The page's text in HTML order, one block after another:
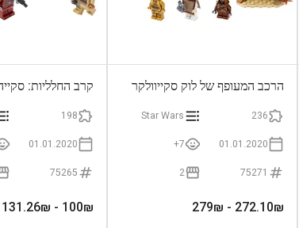
הרכב המעופף של לוק סקייוולקר
236
Star Wars
01.01.2020
7+
75271
2
272.10₪
- 279₪
קרב החלליות:
198
01.01.2020
75265
100₪
- 131.26₪